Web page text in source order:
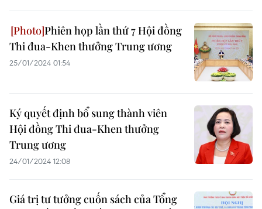
Phiên họp lần thứ 7 Hội đồng
Thi đua-Khen thưởng Trung ương
25/01/2024 01:54
Ký quyết định bổ sung thành viên
Hội đồng Thi đua-Khen thưởng
Trung ương
24/01/2024 12:08
Giá trị tư tưởng cuốn sách của Tổng